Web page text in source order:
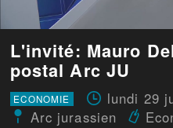
L'invité: Mauro
postal Arc JU
ECONOMIE lundi 29
Arc jurassien